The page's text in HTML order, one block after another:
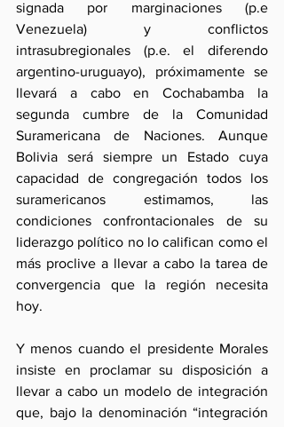
signada por marginaciones (p.e
Venezuela) y conflictos
intrasubregionales (p.e. el diferendo
argentino-uruguayo), próximamente se
llevará a cabo en Cochabamba la
segunda cumbre de la Comunidad
Suramericana de Naciones. Aunque
Bolivia será siempre un Estado cuya
capacidad de congregación todos los
suramericanos estimamos, las
condiciones confrontacionales de su
liderazgo político no lo califican como el
más proclive a llevar a cabo la tarea de
convergencia que la región necesita
hoy.
Y menos cuando el presidente Morales
insiste en proclamar su disposición a
llevar a cabo un modelo de integración
que, bajo la denominación “integración